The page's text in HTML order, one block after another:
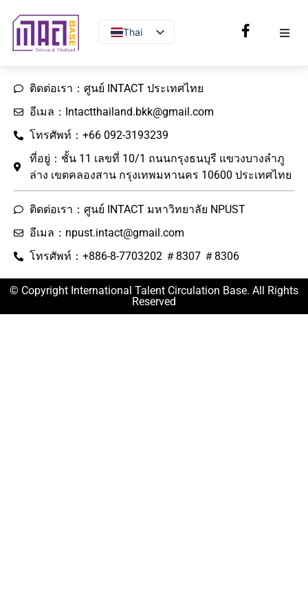
Thai
ติดต่อเรา：ศูนย์ INTACT ประเทศไทย
อีเมล：Intactthailand.bkk@gmail.com
โทรศัพท์：+66 092-3193239
ที่อยู่：ชั้น 11 เลขที่ 10/1 ถนนกรุงธนบุรี แขวงบางลำภู
ล่าง เขตคลองสาน กรุงเทพมหานคร 10600 ประเทศไทย
ติดต่อเรา：ศูนย์ INTACT มหาวิทยาลัย NPUST
อีเมล：npust.intact@gmail.com
โทรศัพท์：+886-8-7703202 ＃8307 ＃8306
© Copyright International Talent Circulation Base. All Rights
Reserved